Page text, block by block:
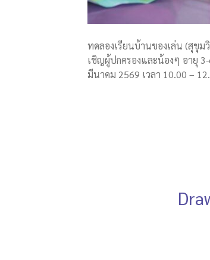
ทดลองเรียนบ้านของเล่น (สุขุ
เชิญผู้ปกครองและน้องๆ อายุ
มีนาคม 2569 เวลา 10.00 –